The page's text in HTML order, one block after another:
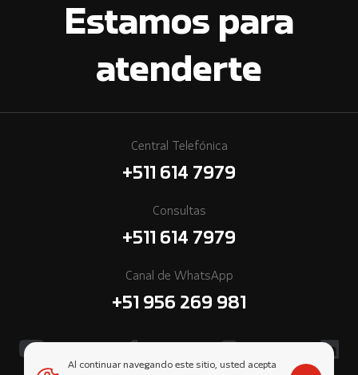
Estamos para
atenderte
Central Telefónica
+511 614 7979
Consultas
+511 614 7979
Canal de WhatsApp
+51 956 269 981
Al continuar navegando este sitio, usted acepta